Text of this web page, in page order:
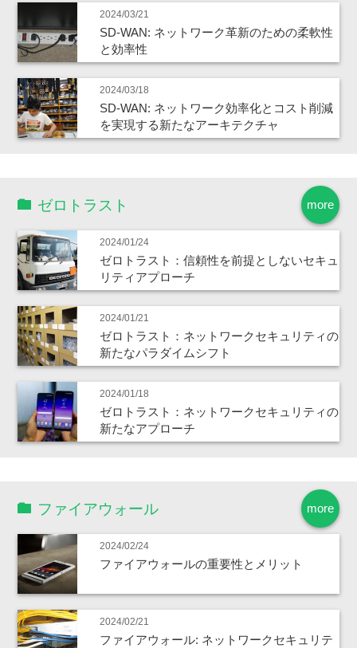
2024/03/21
SD-WAN: ネットワーク革新のための柔軟性
と効率性
2024/03/18
SD-WAN: ネットワーク効率化とコスト削減
を実現する新たなアーキテクチャ
more
ゼロトラスト
2024/01/24
ゼロトラスト：信頼性を前提としないセキュ
リティアプローチ
2024/01/21
ゼロトラスト：ネットワークセキュリティの
新たなパラダイムシフト
2024/01/18
ゼロトラスト：ネットワークセキュリティの
新たなアプローチ
more
ファイアウォール
2024/02/24
ファイアウォールの重要性とメリット
2024/02/21
ファイアウォール: ネットワークセキュリテ